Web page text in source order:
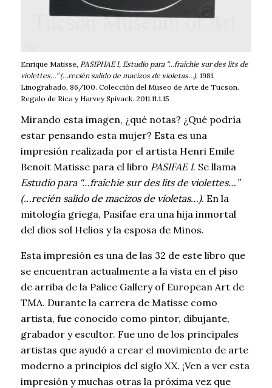
Enrique Matisse, PASIPHAE I, Estudio para “…fraîchie sur des lits de
violettes…” (…recién salido de macizos de violetas…), 1981,
Linograbado, 86/100. Colección del Museo de Arte de Tucson.
Regalo de Rica y Harvey Spivack. 2011.11.1.15
Mirando esta imagen, ¿qué notas? ¿Qué podría
estar pensando esta mujer? Esta es una
impresión realizada por el artista Henri Emile
Benoit Matisse para el libro PASIFAE I. Se llama
Estudio para “…fraîchie sur des lits de violettes…”
(…recién salido de macizos de violetas…). En la
mitología griega, Pasifae era una hija inmortal
del dios sol Helios y la esposa de Minos.
Esta impresión es una de las 32 de este libro que
se encuentran actualmente a la vista en el piso
de arriba de la Palice Gallery of European Art de
TMA. Durante la carrera de Matisse como
artista, fue conocido como pintor, dibujante,
grabador y escultor. Fue uno de los principales
artistas que ayudó a crear el movimiento de arte
moderno a principios del siglo XX. ¡Ven a ver esta
impresión y muchas otras la próxima vez que